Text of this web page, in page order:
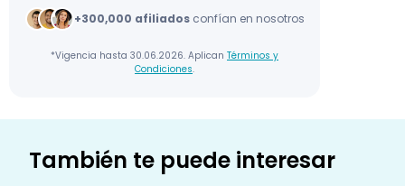
+300,000 afiliadosconfían en nosotros
*Vigencia hasta 30.06.2026. Aplican Términos y
Condiciones.
También te puede interesar